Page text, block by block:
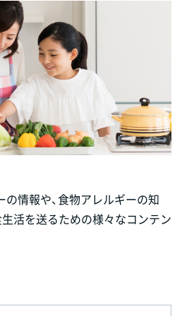
の情報や、食物アレルギーの知
生活を送るための様々なコンテン